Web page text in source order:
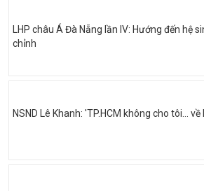
LHP châu Á Đà Nẵng lần IV: Hướng đến hệ
chỉnh
NSND Lê Khanh: 'TP.HCM không cho tôi… về